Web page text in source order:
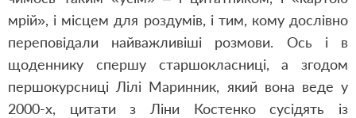
мрій», і місцем для роздумів, і тим, кому дослівно
переповідали найважливіші розмови. Ось і в
щоденнику спершу старшокласниці, а згодом
першокурсниці Лілі Маринник, який вона веде у
2000-х, цитати з Ліни Костенко сусідять із